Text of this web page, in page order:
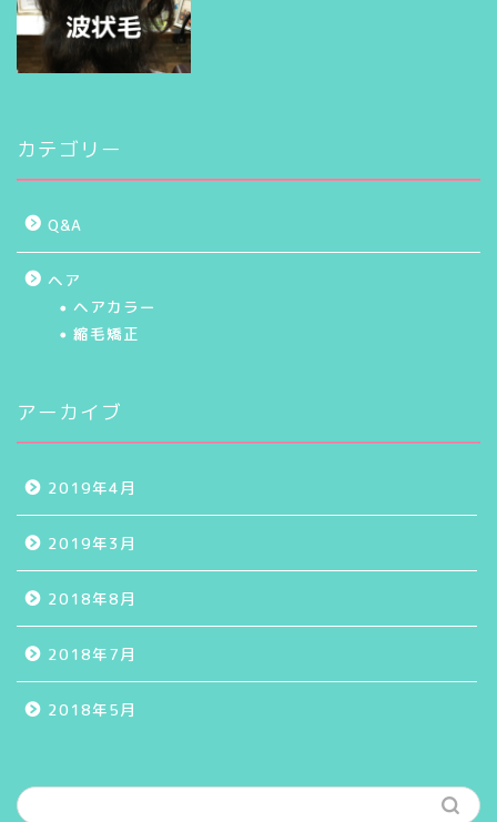
カテゴリー
Q&A
ヘア
ヘアカラー
縮毛矯正
アーカイブ
2019年4月
2019年3月
2018年8月
2018年7月
2018年5月